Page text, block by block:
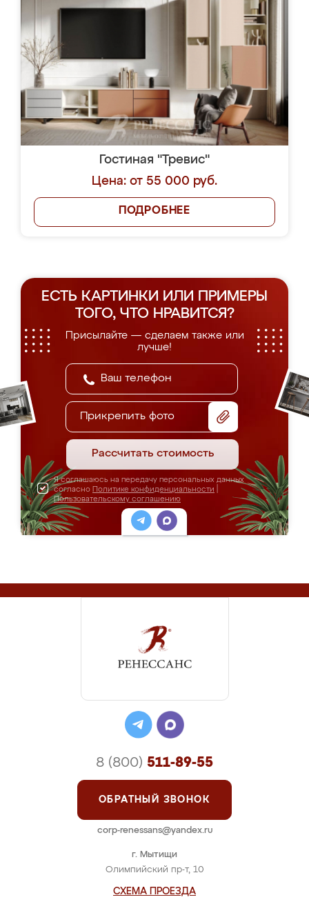
Гостиная "Тревис"
Цена: от 55 000 руб.
ПОДРОБНЕЕ
ЕСТЬ КАРТИНКИ ИЛИ ПРИМЕРЫ
ТОГО, ЧТО НРАВИТСЯ?
Присылайте — сделаем также или
лучше!
Прикрепить фото
Рассчитать стоимость
Я соглашаюсь на передачу персональных данных
согласно Политике конфиденциальности
Пользовательскому соглашению
г. Мытищи
Олимпийский пр-т, 10
СХЕМА ПРОЕЗДА
8 (800) 511-89-55
ОБРАТНЫЙ ЗВОНОК
corp-renessans@yandex.ru